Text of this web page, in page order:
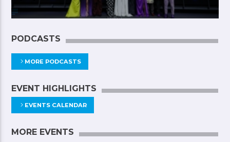
PODCASTS
MORE PODCASTS
EVENT HIGHLIGHTS
EVENTS CALENDAR
MORE EVENTS